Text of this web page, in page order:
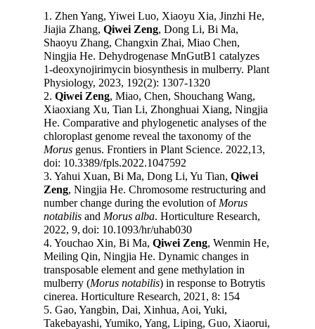
1. Zhen Yang, Yiwei Luo, Xiaoyu Xia, Jinzhi He,
Jiajia Zhang,Qiwei Zeng, Dong Li, Bi Ma,
Shaoyu Zhang, Changxin Zhai, Miao Chen,
Ningjia He. Dehydrogenase MnGutB1 catalyzes
1-deoxynojirimycin biosynthesis in mulberry. Plant
Physiology, 2023, 192(2): 1307-1320
2.Qiwei Zeng, Miao, Chen, Shouchang Wang,
Xiaoxiang Xu, Tian Li, Zhonghuai Xiang, Ningjia
He. Comparative and phylogenetic analyses of the
chloroplast genome reveal the taxonomy of the
Morus genus. Frontiers in Plant Science. 2022,13,
doi: 10.3389/fpls.2022.1047592
3. Yahui Xuan, Bi Ma, Dong Li, Yu Tian,Qiwei
Zeng, Ningjia He. Chromosome restructuring and
number change during the evolution of Morus
notabilis and Morus alba. Horticulture Research,
2022, 9, doi: 10.1093/hr/uhab030
4. Youchao Xin, Bi Ma,Qiwei Zeng, Wenmin He,
Meiling Qin, Ningjia He. Dynamic changes in
transposable element and gene methylation in
mulberry (Morus notabilis) in response to Botrytis
cinerea. Horticulture Research, 2021, 8: 154
5. Gao, Yangbin, Dai, Xinhua, Aoi, Yuki,
Takebayashi, Yumiko, Yang, Liping, Guo, Xiaorui,